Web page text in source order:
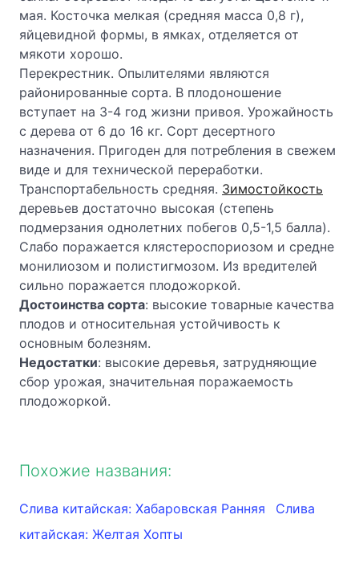
мая. Косточка мелкая (средняя масса 0,8 г),
яйцевидной формы, в ямках, отделяется от
мякоти хорошо.
Перекрестник. Опылителями являются
районированные сорта. В плодоношение
вступает на 3-4 год жизни привоя. Урожайность
с дерева от 6 до 16 кг. Сорт десертного
назначения. Пригоден для потребления в свежем
виде и для технической переработки.
Транспортабельность средняя. Зимостойкость
деревьев достаточно высокая (степень
подмерзания однолетних побегов 0,5-1,5 балла).
Слабо поражается клястероспориозом и средне
монилиозом и полистигмозом. Из вредителей
сильно поражается плодожоркой.
Достоинства сорта: высокие товарные качества
плодов и относительная устойчивость к
основным болезням.
Недостатки: высокие деревья, затрудняющие
сбор урожая, значительная поражаемость
плодожоркой.
Похожие названия:
Слива китайская: Хабаровская Ранняя
Слива
китайская: Желтая Хопты